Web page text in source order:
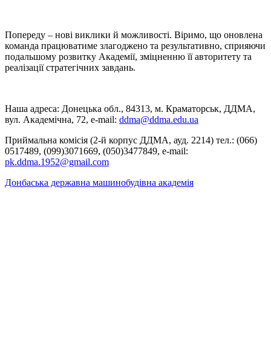
Попереду – нові виклики й можливості. Віримо, що оновлена
команда працюватиме злагоджено та результативно, сприяючи
подальшому розвитку Академії, зміцненню її авторитету та
реалізації стратегічних завдань.
Наша адреса: Донецька обл., 84313, м. Краматорськ, ДДМА,
вул. Академічна, 72, е-mail: ddma@ddma.edu.ua
Приймальна комісія (2-й корпус ДДМА, ауд. 2214) тел.: (066)
0517489, (099)3071669, (050)3477849, e-mail:
pk.ddma.1952@gmail.com
Донбаська державна машинобудівна академія